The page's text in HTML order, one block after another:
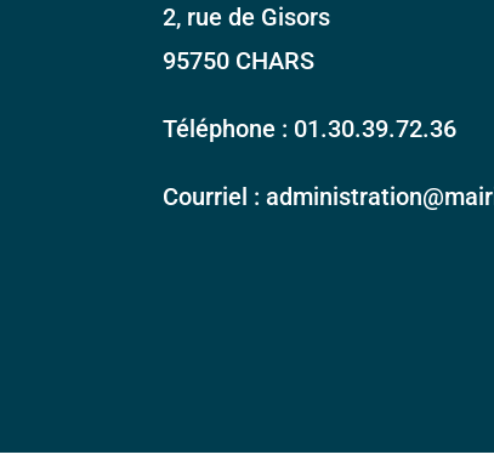
2, rue de Gisors
95750 CHARS
Téléphone : 01.30.39.72.36
Courriel :